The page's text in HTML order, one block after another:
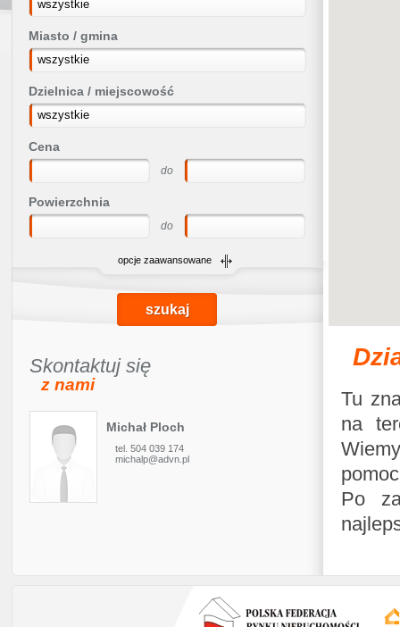
Miasto / gmina
Dzielnica / miejscowość
Cena
do
Powierzchnia
do
opcje zaawansowane
Skontaktuj się
z nami
Michał Ploch
tel. 504 039 174
michalp@advn.pl
Tu
na
Po